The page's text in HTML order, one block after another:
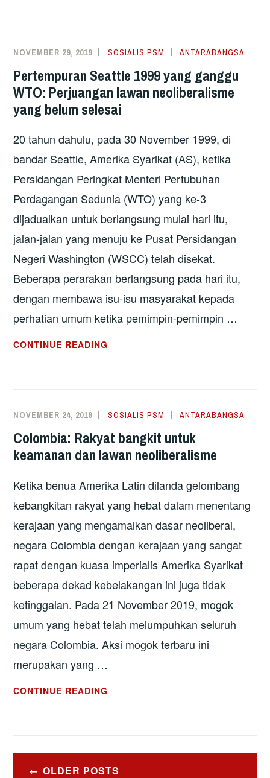
“PEMBAHARUAN” PENCEN
NOVEMBER 29, 2019 SOSIALIS PSM ANTARABANGSA
Pertempuran Seattle 1999 yang ganggu
WTO: Perjuangan lawan neoliberalisme
yang belum selesai
20 tahun dahulu, pada 30 November 1999, di
bandar Seattle, Amerika Syarikat (AS), ketika
Persidangan Peringkat Menteri Pertubuhan
Perdagangan Sedunia (WTO) yang ke-3
dijadualkan untuk berlangsung mulai hari itu,
jalan-jalan yang menuju ke Pusat Persidangan
Negeri Washington (WSCC) telah disekat.
Beberapa perarakan berlangsung pada hari itu,
dengan membawa isu-isu masyarakat kepada
perhatian umum ketika pemimpin-pemimpin …
CONTINUE READING
PERJUANGAN
LAWAN
YANG
BELUM
NOVEMBER 24, 2019 SOSIALIS PSM ANTARABANGSA
Colombia: Rakyat bangkit untuk
keamanan dan lawan neoliberalisme
Ketika benua Amerika Latin dilanda gelombang
kebangkitan rakyat yang hebat dalam menentang
kerajaan yang mengamalkan dasar neoliberal,
negara Colombia dengan kerajaan yang sangat
rapat dengan kuasa imperialis Amerika Syarikat
beberapa dekad kebelakangan ini juga tidak
ketinggalan. Pada 21 November 2019, mogok
umum yang hebat telah melumpuhkan seluruh
negara Colombia. Aksi mogok terbaru ini
merupakan yang …
CONTINUE READING
KEAMANAN
DAN
PostsOLDER POSTS